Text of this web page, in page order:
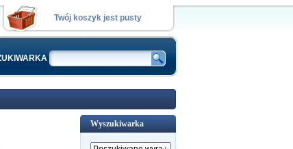
Twój koszyk jest pusty
Wyszukiwarka